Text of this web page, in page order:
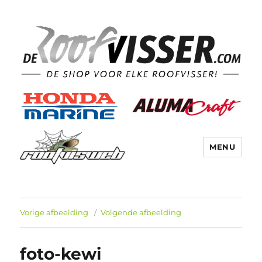
MENU
Vorige afbeelding Volgende afbeelding
foto-kewi